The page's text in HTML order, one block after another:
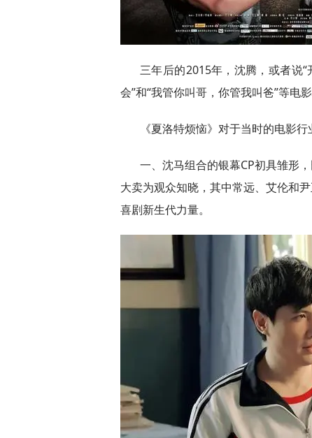
三年后的2015年，沈腾，或者说
会”和“我管你叫哥，你管我叫爸”等电影
《夏洛特烦恼》对于当时的电影
一、沈马组合的银幕CP初具雏形
大卖为观众知晓，其中常远、艾伦和
喜剧新生代力量。